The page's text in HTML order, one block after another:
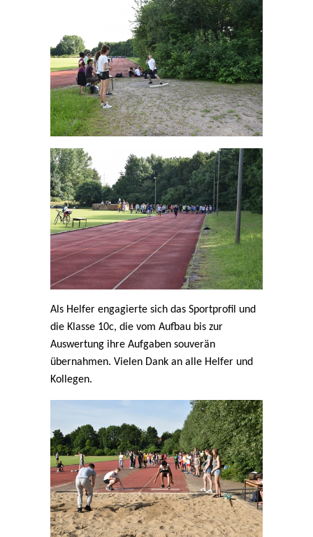
Als Helfer engagierte sich das Sportprofil und
die Klasse 10c, die vom Aufbau bis zur
Auswertung ihre Aufgaben souverän
übernahmen. Vielen Dank an alle Helfer und
Kollegen.